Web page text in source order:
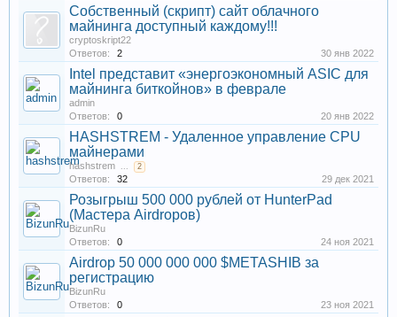
Собственный (скрипт) сайт облачного
майнинга доступный каждому!!!
cryptoskript22
Ответов:
2 30 янв 2022
Intel представит «энергоэкономный ASIC для
майнинга биткойнов» в феврале
admin
Ответов:
0 20 янв 2022
HASHSTREM - Удаленное управление CPU
майнерами
hashstrem ... 2
Ответов: 32 29 дек 2021
Розыгрыш 500 000 рублей от HunterPad
(Мастера Airdropов)
BizunRu
Ответов:
0 24 ноя 2021
Airdrop 50 000 000 000 $METASHIB за
регистрацию
BizunRu
Ответов:
0 23 ноя 2021